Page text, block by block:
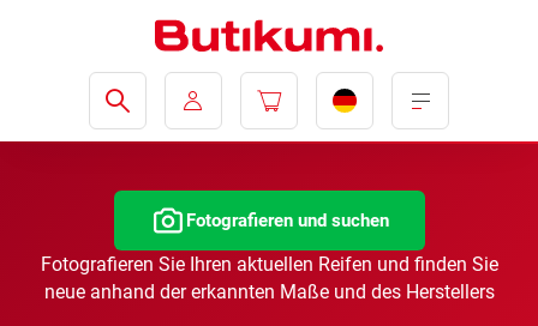
Fotografieren und suchen
Fotografieren Sie Ihren aktuellen Reifen und finden Sie
neue anhand der erkannten Maße und des Herstellers